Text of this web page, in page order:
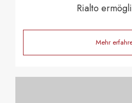
Rialto
Mehr